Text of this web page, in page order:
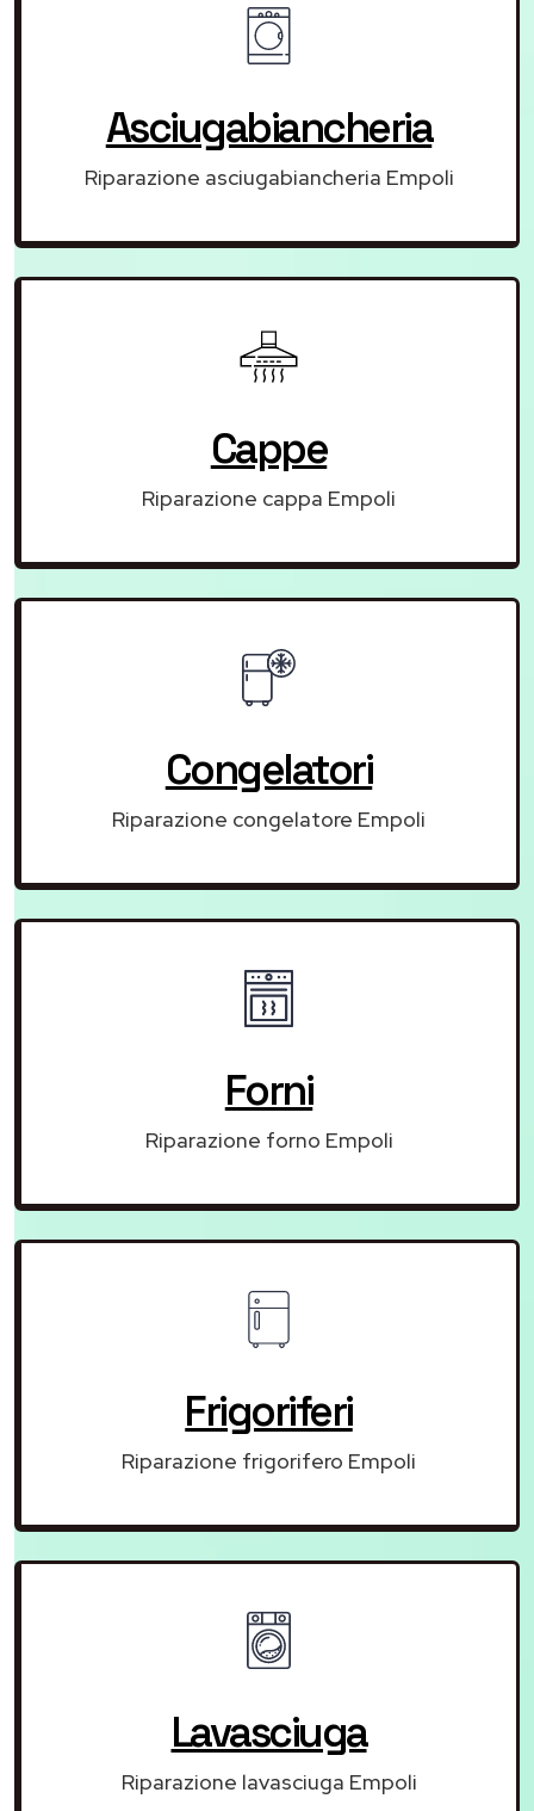
Asciugabiancheria
Riparazione asciugabiancheria Empoli
Cappe
Riparazione cappa Empoli
Congelatori
Riparazione congelatore Empoli
Forni
Riparazione forno Empoli
Frigoriferi
Riparazione frigorifero Empoli
Lavasciuga
Riparazione lavasciuga Empoli